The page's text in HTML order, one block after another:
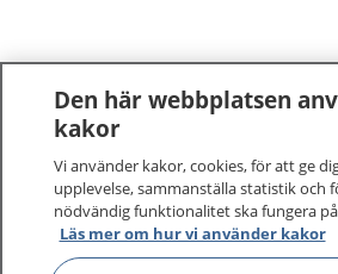
Den här webbplatsen
kakor
Vi använder kakor, cookies, för att ge
upplevelse, sammanställa statistik och
nödvändig funktionalitet ska fungera
Läs mer om hur vi använder kakor